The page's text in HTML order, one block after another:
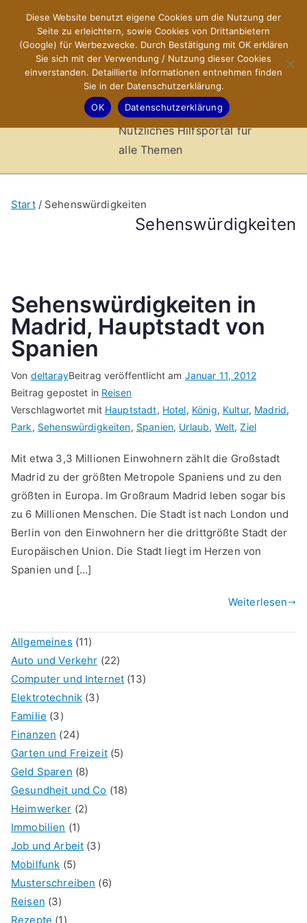
springen
X-Sites.de
–
Hilfsportal
Nützliches Hilfsportal für
alle Themen
Sehenswürdigkeiten
Start Sehenswürdigkeiten
Sehenswürdigkeiten in
Madrid, Hauptstadt von
Spanien
Von deltarayBeitrag veröffentlicht am Januar 11, 2012
Beitrag gepostet in Reisen
Verschlagwortet mit Hauptstadt, Hotel, König, Kultur, Madrid,
Park, Sehenswürdigkeiten, Spanien, Urlaub, Welt,Ziel
Mit etwa 3,3 Millionen Einwohnern zählt die Großstadt
Madrid zu der größten Metropole Spaniens und zu den
größten in Europa. Im Großraum Madrid leben sogar bis
zu 6 Millionen Menschen. Die Stadt ist nach London und
Berlin von den Einwohnern her die drittgrößte Stadt der
Europäischen Union. Die Stadt liegt im Herzen von
Spanien und […]
Weiterlesen
Allgemeines (11)
Auto und Verkehr (22)
Computer und Internet (13)
Elektrotechnik (3)
Familie (3)
Finanzen (24)
Garten und Freizeit(5)
Geld Sparen (8)
Gesundheit und Co (18)
Heimwerker (2)
Immobilien (1)
Job und Arbeit (3)
Mobilfunk (5)
Musterschreiben (6)
Reisen (3)
Rezepte (1)
Diese Website benutzt eigene Cookies um die Nutzung der
Seite zu erleichtern, sowie Cookies von Drittanbietern
(Google) für Werbezwecke. Durch Bestätigung mit OK erklären
Sie sich mit der Verwendung / Nutzung dieser Cookies
einverstanden. Detaillierte Informationen entnehmen finden
Sie in der Datenschutzerklärung.
OK
Datenschutzerklärung